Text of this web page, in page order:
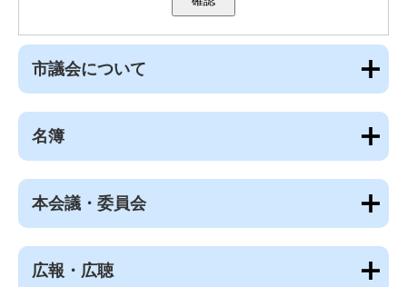
市議会について
名簿
本会議・委員会
広報・広聴